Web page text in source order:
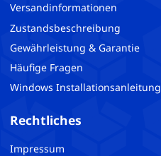
Versandinformationen
Zustandsbeschreibung
Gewährleistung & Garantie
Häufige Fragen
Windows Installationsanleitung
Rechtliches
Impressum